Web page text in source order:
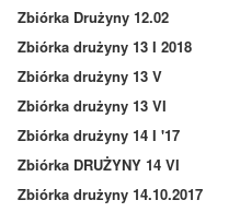
Zbiórka Drużyny 12.02
Zbiórka drużyny 13 I 2018
Zbiórka drużyny 13 V
Zbiórka drużyny 13 VI
Zbiórka drużyny 14 I '17
Zbiórka DRUŻYNY 14 VI
Zbiórka drużyny 14.10.2017